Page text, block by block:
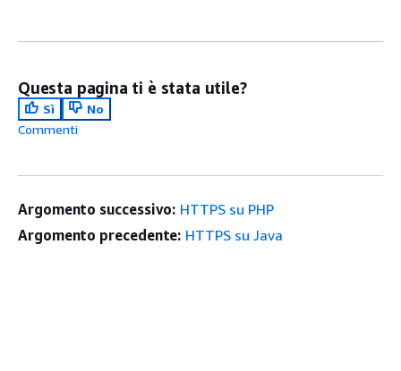
Questa pagina ti è stata utile?
Sì
No
Commenti
Argomento successivo: HTTPS su PHP
Argomento precedente: HTTPS su Java